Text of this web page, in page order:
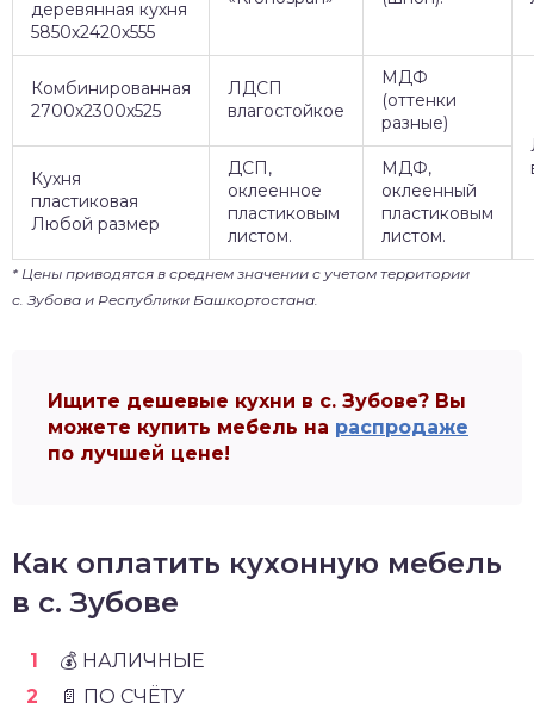
деревянная кухня
5850х2420х555
Комбинированная
2700х2300х525
ЛДСП
влагостойкое
МДФ
(оттенки
разные)
Кухня
пластиковая
Любой размер
ДСП,
оклеенное
пластиковым
листом.
МДФ,
оклеенный
пластиковым
листом.
* Цены приводятся в среднем значении с учетом территории
с. Зубова и Республики Башкортостана.
Ищите дешевые кухни в с. Зубове? Вы
можете купить мебель на распродаже
по лучшей цене!
Как оплатить кухонную мебель
в с. Зубове
💰 НАЛИЧНЫЕ
📄 ПО СЧЁТУ